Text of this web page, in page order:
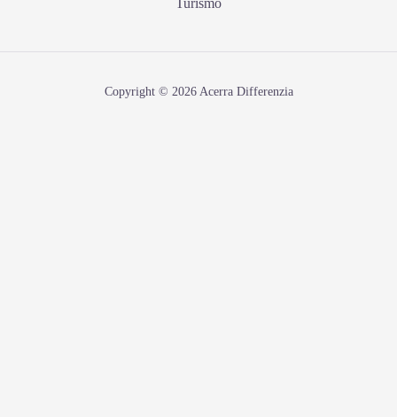
Copyright © 2026 Acerra Differenzia